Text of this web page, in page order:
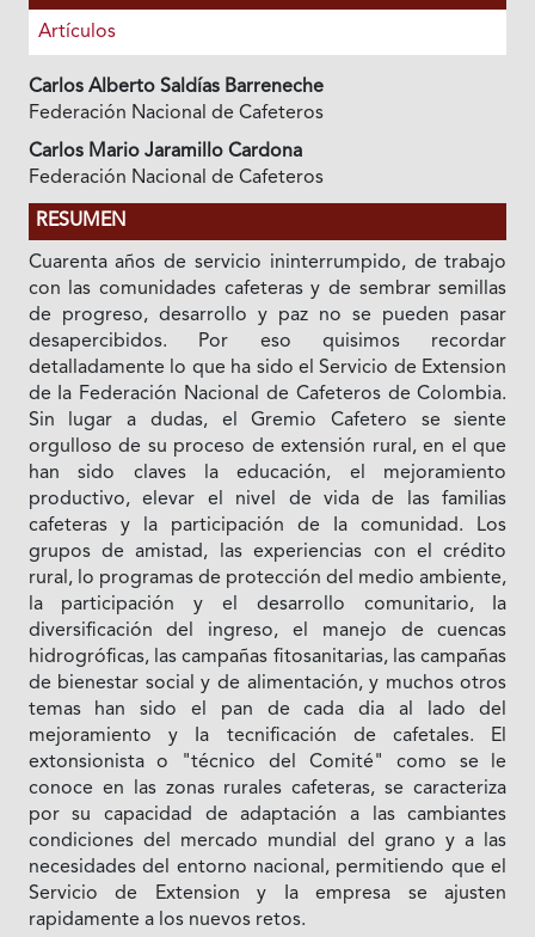
Artículos
Carlos Alberto Saldías Barreneche
Federación Nacional de Cafeteros
Carlos Mario Jaramillo Cardona
Federación Nacional de Cafeteros
RESUMEN
Cuarenta años de servicio ininterrumpido, de trabajo
con las comunidades cafeteras y de sembrar semillas
de progreso, desarrollo y paz no se pueden pasar
desapercibidos. Por eso quisimos recordar
detalladamente lo que ha sido el Servicio de Extension
de Ia Federación Nacional de Cafeteros de Colombia.
Sin lugar a dudas, el Gremio Cafetero se siente
orgulloso de su proceso de extensión rural, en el que
han sido claves la educación, el mejoramiento
productivo, elevar el nivel de vida de las famiIias
cafeteras y la participación de Ia comunidad. Los
grupos de amistad, las experiencias con el crédito
rural, lo programas de protección del medio ambiente,
la participación y el desarrollo comunitario, Ia
diversificación del ingreso, el manejo de cuencas
hidrogróficas, las campañas fitosanitarias, las campañas
de bienestar social y de alimentación, y muchos otros
temas han sido el pan de cada dia al lado del
mejoramiento y Ia tecnificación de cafetales. El
extonsionista o "técnico del Comité" como se le
conoce en las zonas rurales cafeteras, se caracteriza
por su capacidad de adaptación a las cambiantes
condiciones del mercado mundial del grano y a las
necesidades del entorno nacional, permitiendo que el
Servicio de Extension y Ia empresa se ajusten
rapidamente a los nuevos retos.